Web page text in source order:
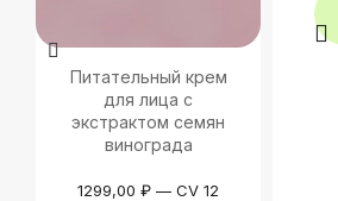
Питательный крем
для лица с
экстрактом семян
винограда
1299,00 ₽ — CV 12